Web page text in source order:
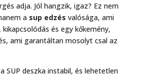
adja. Jól hangzik, igaz? Ez nem
a sup edzés valósága, ami
és egy kőkemény,
ami garantáltan mosolyt csal az
SUP deszka instabil, és lehetetlen